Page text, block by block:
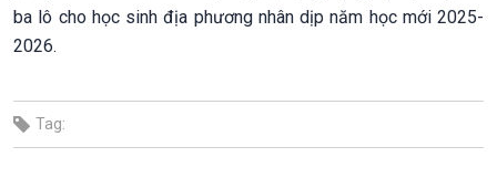
ba lô cho học sinh địa phương nhân dịp năm học mới 2025-
2026.
Tag: